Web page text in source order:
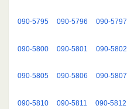
090-5795 090-5796 090-5797
090-5800 090-5801 090-5802
090-5805 090-5806 090-5807
090-5810 090-5811 090-5812